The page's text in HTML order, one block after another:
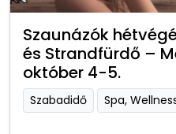
Szaunázók
és Strandfürdő –
október 4-5.
Szabadidő Spa,